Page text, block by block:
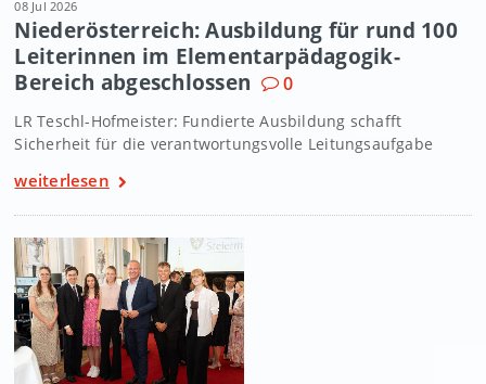
08 Jul 2026
Niederösterreich: Ausbildung für rund 100
Leiterinnen im Elementarpädagogik-
Bereich abgeschlossen
0
LR Teschl-Hofmeister: Fundierte Ausbildung schafft
Sicherheit für die verantwortungsvolle Leitungsaufgabe
weiterlesen